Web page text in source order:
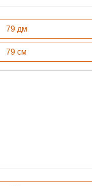
79 дм
79 см